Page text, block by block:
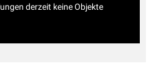
derzeit keine Objekte